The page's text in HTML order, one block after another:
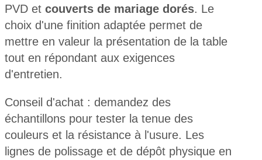
PVD et couverts de mariage dorés. Le
choix d'une finition adaptée permet de
mettre en valeur la présentation de la table
tout en répondant aux exigences
d'entretien.
Conseil d'achat : demandez des
échantillons pour tester la tenue des
couleurs et la résistance à l'usure. Les
lignes de polissage et de dépôt physique en